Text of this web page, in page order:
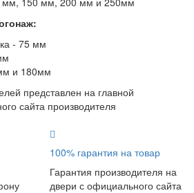
- 75 мм
и 180мм
представлен на главной
сайта производителя
100% гарантия на товар
Гарантия производителя на
двери с официального сайта